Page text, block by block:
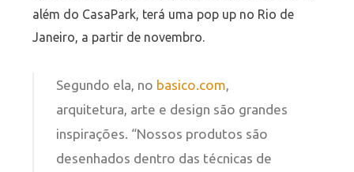
além do CasaPark, terá uma pop up no Rio de
Janeiro, a partir de novembro.
Segundo ela, no basico.com
arquitetura, arte e design são grandes
inspirações. “Nossos produtos são
desenhados dentro das técnicas de